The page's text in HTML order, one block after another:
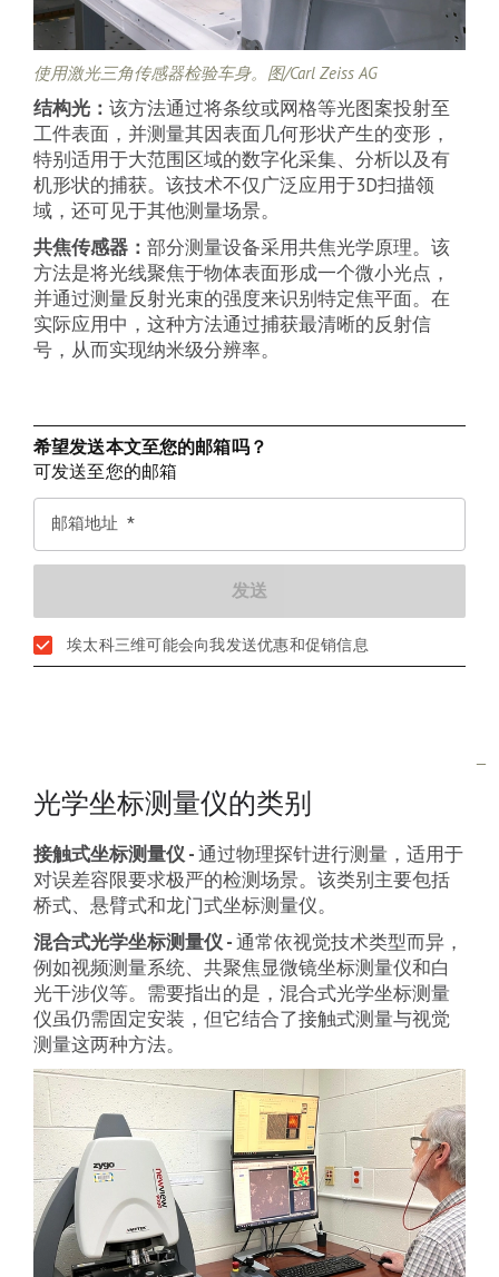
使用激光三角传感器检验车身。图/Carl Zeiss AG
结构光： 该方法通过将条纹或网格等光图案投射至
工件表面，并测量其因表面几何形状产生的变形，
特别适用于大范围区域的数字化采集、分析以及有
机形状的捕获。该技术不仅广泛应用于3D扫描领
域，还可见于其他测量场景。
共焦传感器： 部分测量设备采用共焦光学原理。该
方法是将光线聚焦于物体表面形成一个微小光点，
并通过测量反射光束的强度来识别特定焦平面。在
实际应用中，这种方法通过捕获最清晰的反射信
号，从而实现纳米级分辨率。
希望发送本文至您的邮箱吗？
可发送至您的邮箱
邮箱地址
埃太科三维可能会向我发送优惠和促销信息
光学坐标测量仪的类别
接触式坐标测量仪 -通过物理探针进行测量，适用于
对误差容限要求极严的检测场景。该类别主要包括
桥式、悬臂式和龙门式坐标测量仪。
混合式光学坐标测量仪 -通常依视觉技术类型而异，
例如视频测量系统、共聚焦显微镜坐标测量仪和白
光干涉仪等。需要指出的是，混合式光学坐标测量
仪虽仍需固定安装，但它结合了接触式测量与视觉
测量这两种方法。